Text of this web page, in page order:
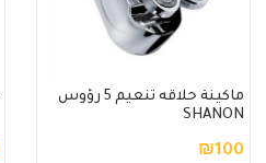
ماكينة حلاقه تنعيم 5 رؤوس
SHANON
₪100